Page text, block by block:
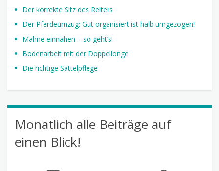
Der korrekte Sitz des Reiters
Der Pferdeumzug: Gut organisiert ist halb umgezogen!
Mähne einnähen – so geht’s!
Bodenarbeit mit der Doppellonge
Die richtige Sattelpflege
Monatlich alle Beiträge auf
einen Blick!